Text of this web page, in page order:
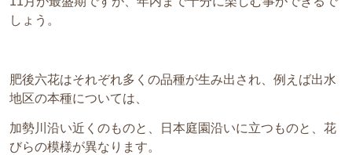
しょう。
肥後六花はそれぞれ多くの品種が生み出され、例えば出水
地区の本種については、
加勢川沿い近くのものと、日本庭園沿いに立つものと、花
びらの模様が異なります。